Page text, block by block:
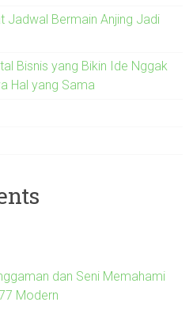
Jadwal Bermain Anjing Jadi
Bisnis yang Bikin Ide Nggak
Hal yang Sama
dan Seni Memahami
Modern